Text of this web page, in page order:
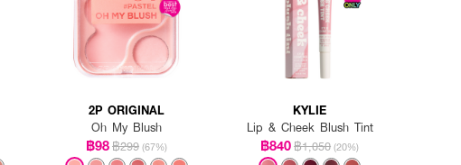
2P ORIGINAL
Oh My Blush
฿98฿299 (67%)
KYLIE
Lip & Cheek Blush Tint
฿840฿1,050 (20%)